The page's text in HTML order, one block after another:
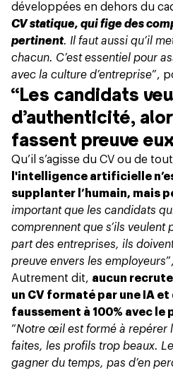
développées en dehors du
CV statique, qui fige des
pertinent. Il faut aussi qu’il
chacun. C’est essentiel pour
avec la culture d’entreprise”,
“Les candidats
d’authenticité,
fassent preuve
Qu’il s’agisse du CV ou de
l'intelligence artificielle
supplanter l’humain, mais
important que les candidats
comprennent que s’ils veulent
part des entreprises, ils
preuve envers les employeurs
Autrement dit, aucun
un CV formaté par une IA
faussement à 100% avec le
“Notre œil est formé à repérer
faites, les profils trop beaux.
gagner du temps, pas d’en